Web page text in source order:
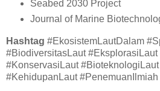
Seabed 2030 Project
Journal of Marine
Hashtag #EkosistemLautDalam
#BiodiversitasLaut
#KonservasiLaut
#KehidupanLaut #PenemuanIlmiah